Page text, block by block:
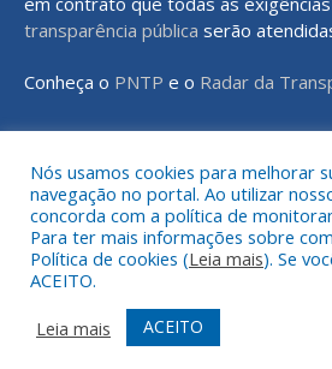
transparência pública serão
Conheça o PNTP e o Radar da
Todos os direitos reservados a Prefeitura
Pará
Mapa do Site
Acessar o Webmail
Nós usamos cookies para melhorar
navegação no portal. Ao utilizar
concorda com a política de
Para ter mais informações sobre
Política de cookies (Leia mais). Se
ACEITO.
Leia mais
ACEITO